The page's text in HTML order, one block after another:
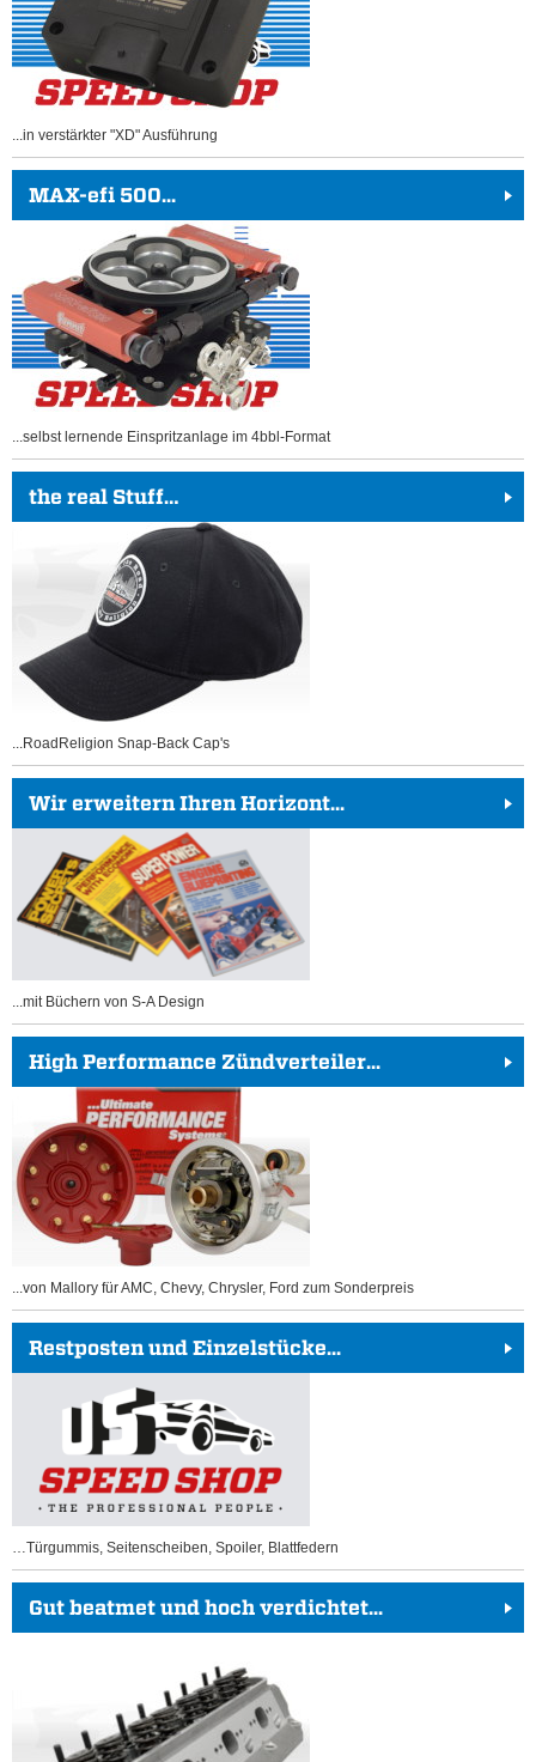
...in verstärkter "XD" Ausführung
MAX-efi 500...
...selbst lernende Einspritzanlage im 4bbl-Format
the real Stuff…
...RoadReligion Snap-Back Cap's
Wir erweitern Ihren Horizont...
...mit Büchern von S-A Design
High Performance Zündverteiler...
...von Mallory für AMC, Chevy, Chrysler, Ford zum Sonderpreis
Restposten und Einzelstücke...
…Türgummis, Seitenscheiben, Spoiler, Blattfedern
Gut beatmet und hoch verdichtet...